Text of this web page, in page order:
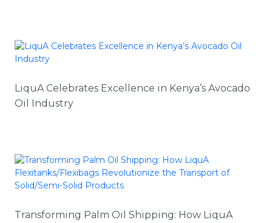
LiquA Celebrates Excellence in Kenya’s Avocado
Oil Industry
Transforming Palm Oil Shipping: How LiquA